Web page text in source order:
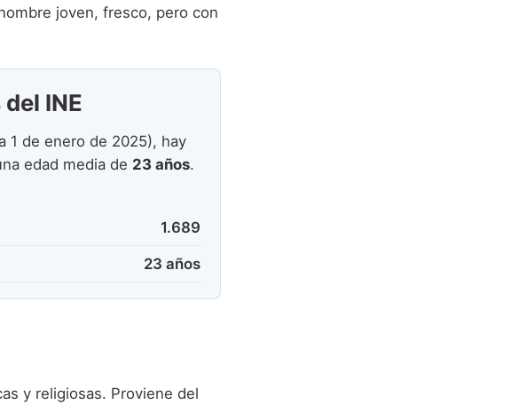
joven, fresco, pero con
INE
1 de enero de 2025), hay
edad media de 23 años.
1.689
23 años
y religiosas. Proviene del